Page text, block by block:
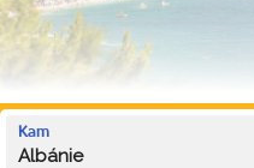
Kam
Albánie